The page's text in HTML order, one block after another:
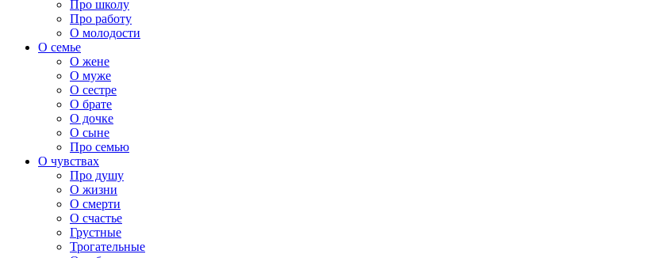
Про школу
Про работу
О молодости
О семье
О жене
О муже
О сестре
О брате
О дочке
О сыне
Про семью
О чувствах
Про душу
О жизни
О смерти
О счастье
Грустные
Трогательные